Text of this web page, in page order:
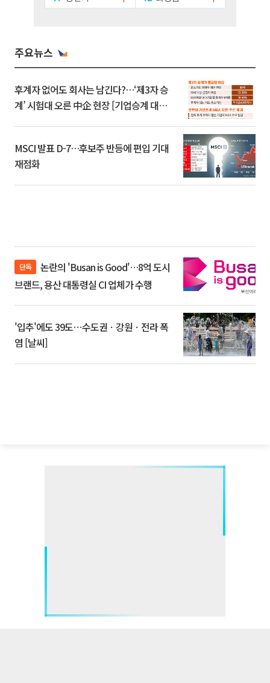
주요뉴스
후계자 없어도 회사는 남긴다?…‘제3자 승
계’ 시험대 오른 中企 현장 [기업승계 대전
MSCI 발표 D-7…후보주 반등에 편입 기대
재점화
단독
브랜드, 용산 대통령실 CI 업체가 수행
'입추'에도 39도⋯수도권ㆍ강원ㆍ전라 폭
염 [날씨]